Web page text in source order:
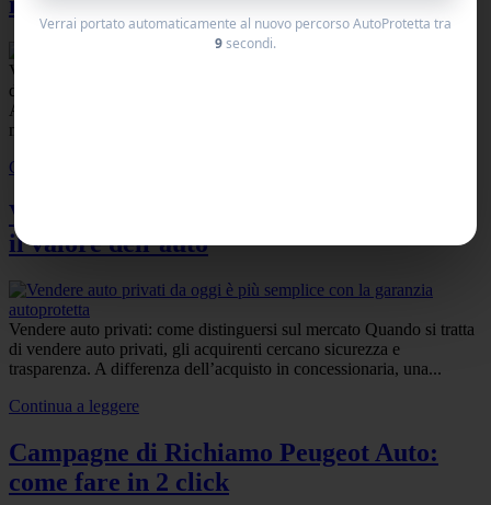
Vuoi vendere o acquistare al meglio un’auto? Con la nuova analisi
del valore di tutto mercato italiano delle auto sul web di
AUTOPROTETTA, diventa tutto più facile! Analizziamo oltre 1
milione...
Continua a leggere
Vendere auto privati – Come aumentare
il valore dell’auto
Vendere auto privati: come distinguersi sul mercato Quando si tratta
di vendere auto privati, gli acquirenti cercano sicurezza e
trasparenza. A differenza dell’acquisto in concessionaria, una...
Continua a leggere
Campagne di Richiamo Peugeot Auto:
come fare in 2 click
Verrai portato automaticamente al nuovo percorso AutoProtetta tra
9secondi.